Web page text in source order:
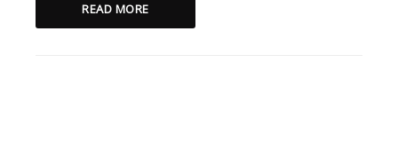
READ MORE